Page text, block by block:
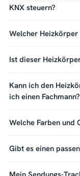
KNX steuern?
Welcher Heizkörper
Ist dieser
Kann ich den
ich einen Fachmann?
Welche Farben und
Gibt es einen